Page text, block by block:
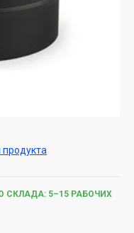
СКЛАДА: 5–15 РАБОЧИХ